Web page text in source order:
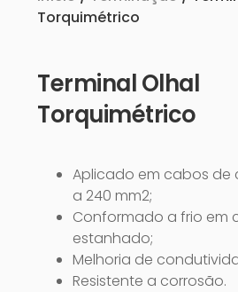
Torquimétrico
Terminal Olhal
Torquimétrico
Aplicado em cabos de
a 240 mm2;
Conformado a frio em
estanhado;
Melhoria de
Resistente a corrosão.